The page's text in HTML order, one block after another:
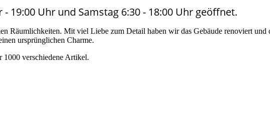
19:00 Uhr und Samstag 6:30 - 18:00 Uhr geöffnet.
Räumlichkeiten. Mit viel Liebe zum Detail haben wir das Gebäude renoviert und
ursprünglichen Charme.
1000 verschiedene Artikel.